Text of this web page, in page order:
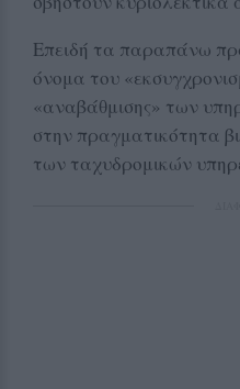
Επειδή τα παραπάνω
όνομα του
«αναβάθμισης» των
στην πραγματικότητα
των ταχυδρομικών